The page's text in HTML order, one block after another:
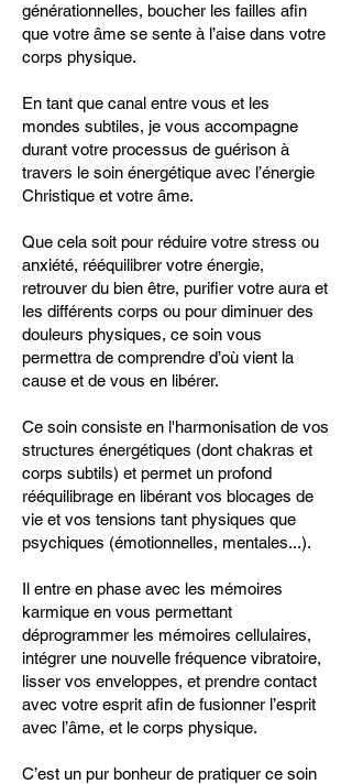
générationnelles, boucher les failles afin
que votre âme se sente à l’aise dans votre
corps physique.
En tant que canal entre vous et les
mondes subtiles, je vous accompagne
durant votre processus de guérison à
travers le soin énergétique avec l’énergie
Christique et votre âme.
Que cela soit pour réduire votre stress ou
anxiété, rééquilibrer votre énergie,
retrouver du bien être, purifier votre aura et
les différents corps ou pour diminuer des
douleurs physiques, ce soin vous
permettra de comprendre d’où vient la
cause et de vous en libérer.
Ce soin consiste en l'harmonisation de vos
structures énergétiques (dont chakras et
corps subtils) et permet un profond
rééquilibrage en libérant vos blocages de
vie et vos tensions tant physiques que
psychiques (émotionnelles, mentales...).
Il entre en phase avec les mémoires
karmique en vous permettant
déprogrammer les mémoires cellulaires,
intégrer une nouvelle fréquence vibratoire,
lisser vos enveloppes, et prendre contact
avec votre esprit afin de fusionner l’esprit
avec l’âme, et le corps physique.
C’est un pur bonheur de pratiquer ce soin